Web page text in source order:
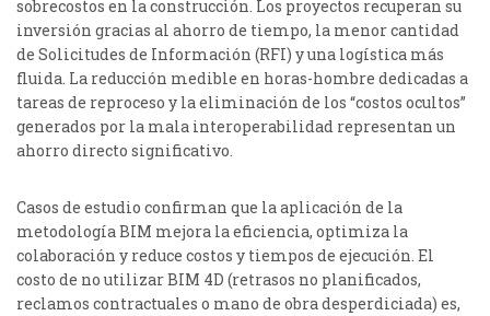
sobrecostos en la construcción. Los proyectos recuperan su
inversión gracias al ahorro de tiempo, la menor cantidad
de Solicitudes de Información (RFI) y una logística más
fluida. La reducción medible en horas-hombre dedicadas a
tareas de reproceso y la eliminación de los “costos ocultos”
generados por la mala interoperabilidad representan un
ahorro directo significativo.
Casos de estudio confirman que la aplicación de la
metodología BIM mejora la eficiencia, optimiza la
colaboración y reduce costos y tiempos de ejecución. El
costo de no utilizar BIM 4D (retrasos no planificados,
reclamos contractuales o mano de obra desperdiciada) es,